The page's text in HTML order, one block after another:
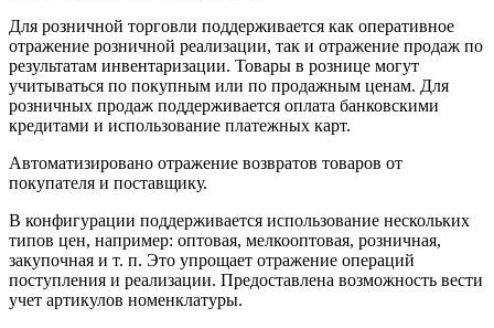
Для розничной торговли поддерживается как оперативное
отражение розничной реализации, так и отражение продаж по
результатам инвентаризации. Товары в рознице могут
учитываться по покупным или по продажным ценам. Для
розничных продаж поддерживается оплата банковскими
кредитами и использование платежных карт.
Автоматизировано отражение возвратов товаров от
покупателя и поставщику.
В конфигурации поддерживается использование нескольких
типов цен, например: оптовая, мелкооптовая, розничная,
закупочная и т. п. Это упрощает отражение операций
поступления и реализации. Предоставлена возможность вести
учет артикулов номенклатуры.